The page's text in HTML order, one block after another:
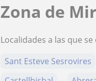
Zona de
Localidades a las que
Sant Esteve Sesrovires